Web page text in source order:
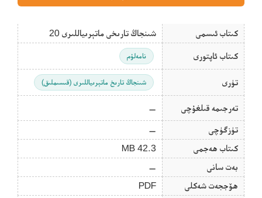
كىتاب ئىسمى شىنجاڭ تارىخى ماتېرىياللىرى 20
كىتاب ئاپتورى نامەلۇم
تۈرى شىنجاڭ تارىخ ماتېرىياللىرى (قىسىملىق)
تەرجىمە قىلغۇچى —
تۈزگۈچى
—
كىتاب ھەجمى
42.3 MB
بەت سانى
—
ھۆججەت شەكلى
PDF